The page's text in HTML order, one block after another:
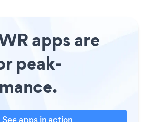
apps are
peak-
See apps in action